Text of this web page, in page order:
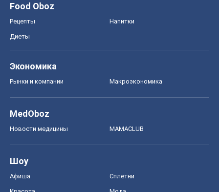
Food Oboz
Рецепты Напитки
Диеты
Экономика
Рынки и компании Mакроэкономика
MedOboz
Новости медицины MAMACLUB
Шоу
Афиша Сплетни